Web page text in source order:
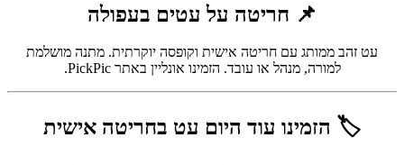
📌 חריטה על עטים בעפולה
עט זהב ממותג עם חריטה אישית וקופסה יוקרתית. מתנה מושלמת
למורה, מנהל או עובד. הזמינו אונליין באתר PickPic.
🏷 הזמינו עוד היום עט בחריטה אישית